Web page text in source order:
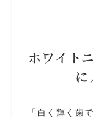
ホワイト
「白く輝く歯